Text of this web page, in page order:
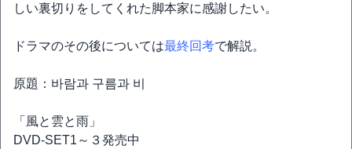
しい裏切りをしてくれた脚本家に感謝したい。
ドラマのその後については最終回考で解説。
原題：바람과 구름과 비
「風と雲と雨」
DVD-SET1～３発売中